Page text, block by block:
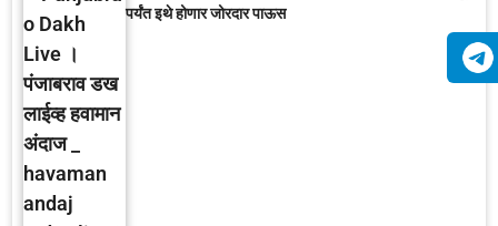
पर्यंत इथे होणार जोरदार पाऊस